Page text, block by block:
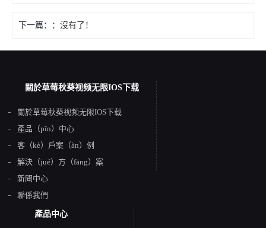
下一篇： 沒有了！
關於草莓秋葵视频无限IOS下载
關於草莓秋葵视频无限IOS下载
產品（pǐn）中心
客（kè）戶案（àn）例
解決（jué）方（fāng）案
新聞中心
聯係我們
產品中心